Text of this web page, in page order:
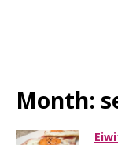
Month: